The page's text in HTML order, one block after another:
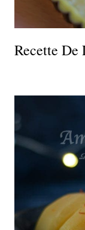
Recette De